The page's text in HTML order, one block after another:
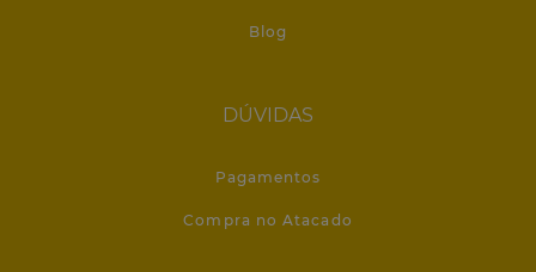
Blog
DÚVIDAS
Pagamentos
Compra no Atacado